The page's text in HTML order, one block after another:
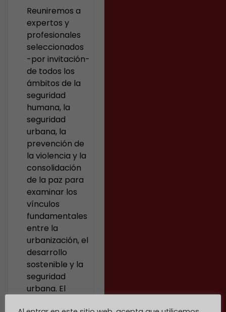
Reuniremos a
expertos y
profesionales
seleccionados
-por invitación-
de todos los
ámbitos de la
seguridad
humana, la
seguridad
urbana, la
prevención de
la violencia y la
consolidación
de la paz para
examinar los
vínculos
fundamentales
entre la
urbanización, el
desarrollo
sostenible y la
seguridad
urbana. El